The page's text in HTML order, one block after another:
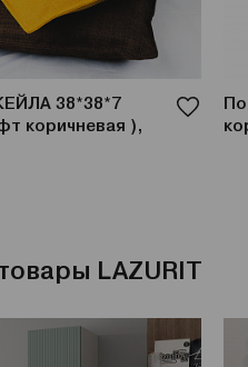
38*38*7
коричневая ),
LAZURIT